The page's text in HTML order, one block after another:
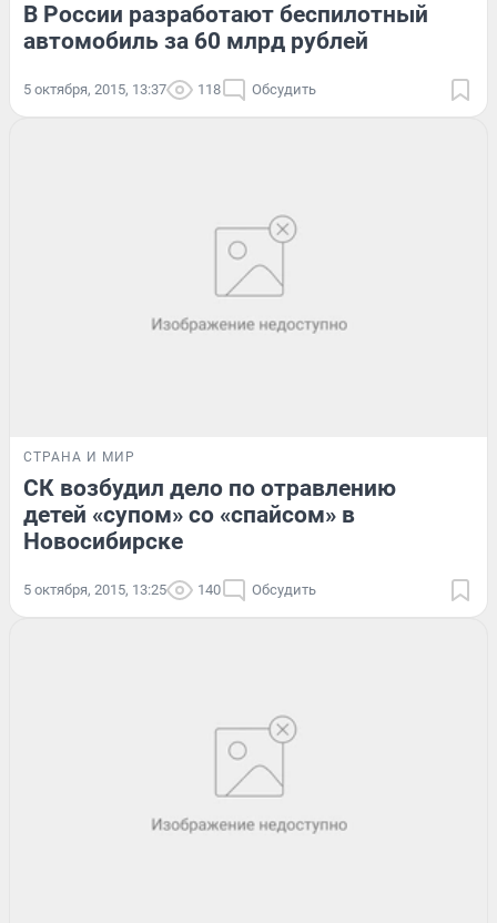
В России разработают беспилотный
автомобиль за 60 млрд рублей
5 октября, 2015, 13:37 118 Обсудить
СТРАНА И МИР
СК возбудил дело по отравлению
детей «супом» со «спайсом» в
Новосибирске
5 октября, 2015, 13:25 140 Обсудить